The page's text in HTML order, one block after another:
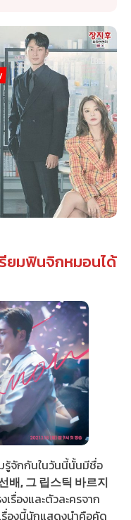
ยมฟินจิกหมอนได้
รู้จักกันในวันนี้นั้นมีชื่อ
, 그 립스틱 바르지
เรื่องและตัวละครจาก
รื่องนี้นักแสดงนำคือคัด